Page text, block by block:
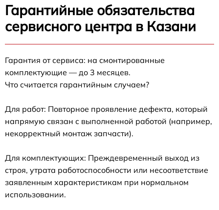
Гарантийные обязательства
сервисного центра в Казани
Гарантия от сервиса: на смонтированные
комплектующие — до 3 месяцев.
Что считается гарантийным случаем?
Для работ: Повторное проявление дефекта, который
напрямую связан с выполненной работой (например,
некорректный монтаж запчасти).
Для комплектующих: Преждевременный выход из
строя, утрата работоспособности или несоответствие
заявленным характеристикам при нормальном
использовании.